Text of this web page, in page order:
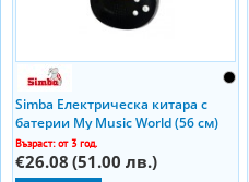
Simba Електрическа китара с
батерии My Music World (56 см)
Възраст: от 3 год.
€26.08 (51.00 лв.)